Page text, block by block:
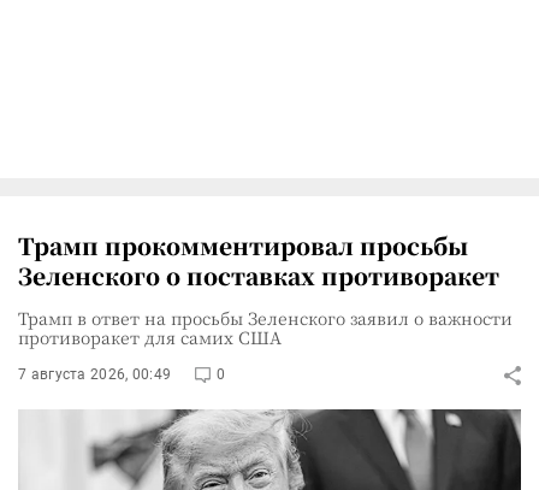
Трамп прокомментировал просьбы
Зеленского о поставках противоракет
Трамп в ответ на просьбы Зеленского заявил о важности
противоракет для самих США
7 августа 2026, 00:49 0